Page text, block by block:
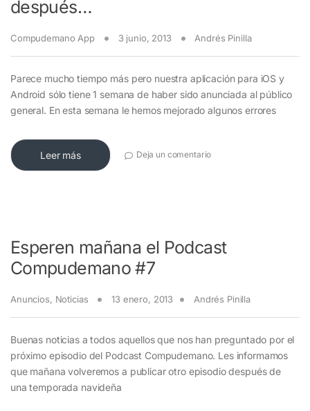
después…
Compudemano App 3 junio, 2013 Andrés Pinilla
Parece mucho tiempo más pero nuestra aplicación para iOS y
Android sólo tiene 1 semana de haber sido anunciada al público
general. En esta semana le hemos mejorado algunos errores
Leer más Deja un comentario
Esperen mañana el Podcast
Compudemano #7
Anuncios, Noticias 13 enero, 2013 Andrés Pinilla
Buenas noticias a todos aquellos que nos han preguntado por el
próximo episodio del Podcast Compudemano. Les informamos
que mañana volveremos a publicar otro episodio después de
una temporada navideña